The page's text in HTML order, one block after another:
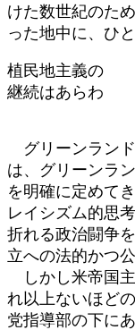
けた数世紀のた
った地中に、ひ
植民地主義の
継続はあらわ
グリーンラン
は、グリーンラ
を明確に定めて
レイシズム的思
折れる政治闘争
立への法的かつ
しかし米帝国
れ以上ないほど
党指導部の下に